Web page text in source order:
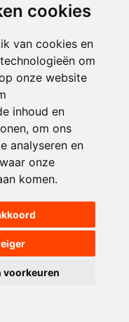
cookies
van cookies en
om
onze website
inhoud en
om ons
analyseren en
onze
komen.
voorkeuren